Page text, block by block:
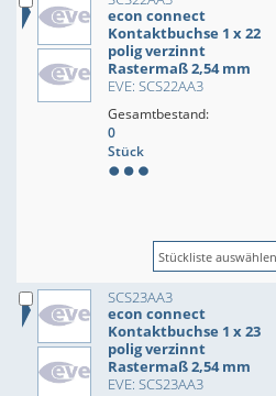
econ connect
Kontaktbuchse 1 x 22
polig verzinnt
Rastermaß 2,54 mm
EVE: SCS22AA3
Gesamtbestand:
0
Stück
SCS23AA3
econ connect
Kontaktbuchse 1 x 23
polig verzinnt
Rastermaß 2,54 mm
EVE: SCS23AA3